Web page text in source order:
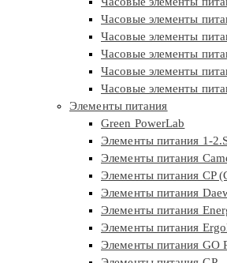
Часовые элементы
Часовые элементы
Часовые элементы
Часовые элементы
Часовые элементы
Элементы питания
Green PowerLab
Элементы питания 1-
Элементы питания
Элементы питания CP
Элементы питания
Элементы питания
Элементы питания
Элементы питания GO